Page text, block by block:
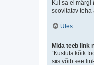
Kui sa ei märgi
soovitatav teha
Üles
Mida teeb link
“Kustuta kõik
siis võib see